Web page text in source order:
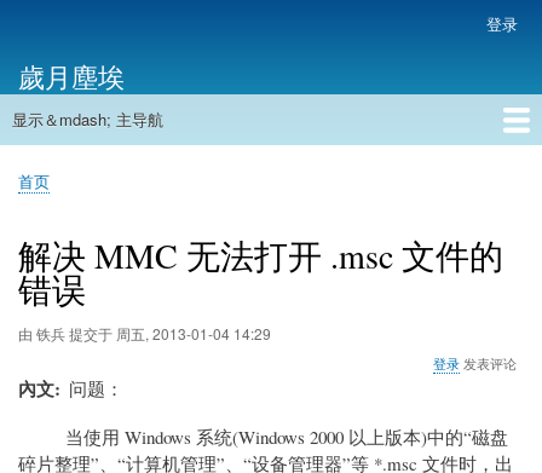
主
内
帐
户
菜
单
登录
歲月塵埃
主
航
显示＆mdash; 主导航
首页
面
屑
首页
解决 MMC 无法打开 .msc 文件的
错误
由 铁兵提交于 周五, 2013-01-04 14:29
登录 发表评论
內文
问题：
当使用 Windows 系统(Windows 2000 以上版本)中的“磁盘
碎片整理”、“计算机管理”、“设备管理器”等 *.msc 文件时，出